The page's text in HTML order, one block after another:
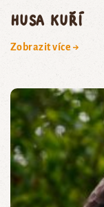
husa kuří
Zobrazit více →